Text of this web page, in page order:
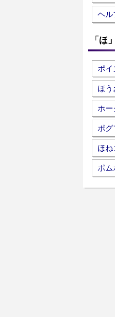
ヘル
「ほ
ポイ
ほう
ホー
ポグ
ほね
ポム